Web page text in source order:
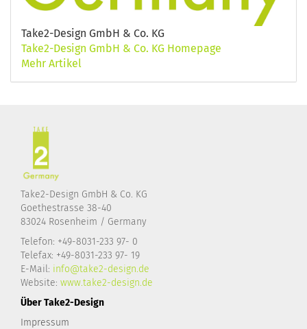
Take2-Design GmbH & Co. KG
Take2-Design GmbH & Co. KG Homepage
Mehr Artikel
Take2-Design GmbH & Co. KG
Goethestrasse 38-40
83024 Rosenheim / Germany
Telefon: +49-8031-233 97- 0
Telefax: +49-8031-233 97- 19
E-Mail: info@take2-design.de
Website: www.take2-design.de
Über Take2-Design
Impressum